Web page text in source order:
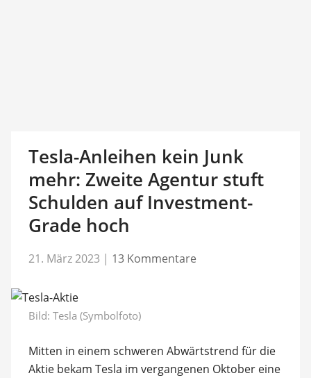
Tesla-Anleihen kein Junk
mehr: Zweite Agentur stuft
Schulden auf Investment-
Grade hoch
21. März 2023 | 13 Kommentare
Bild: Tesla (Symbolfoto)
Mitten in einem schweren Abwärtstrend für die
Aktie bekam Tesla im vergangenen Oktober eine